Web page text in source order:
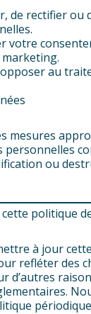
de rectifier ou
votre
au
mesures
ou
politique
à jour
refléter des
d’autres